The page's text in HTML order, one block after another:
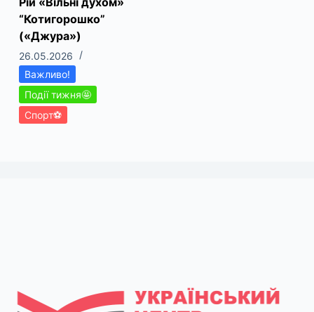
“Котигорошко”
(«Джура»)
26.05.2026
Важливо!
Події тижня🤩
Спорт⚽